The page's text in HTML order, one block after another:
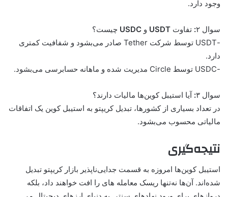
وجود دارد.
سوال ۲ : تفاوت USDT و USDC چیست؟
-USDT توسط شرکت Tether صادر می‌بشود و شفافیت کمتری
دارد.
-USDC توسط Circle مدیریت شده و ماهانه حسابرسی می‌بشود.
سوال ۳ :آیا استیبل کوین‌ها مالیات دارند؟
در تعداد بسیاری از کشورها، تبدیل کریپتو به استیبل کوین یک اتفاقات
مالیاتی محسوب می‌بشود.
نتیجه‌گیری
استیبل کوین‌ها امروزه به قسمت جدایی‌ناپذیر بازار کریپتو تبدیل
شده‌اند. آن‌ها نه‌تنها ریسک معامله های را افت خواهند داد، بلکه